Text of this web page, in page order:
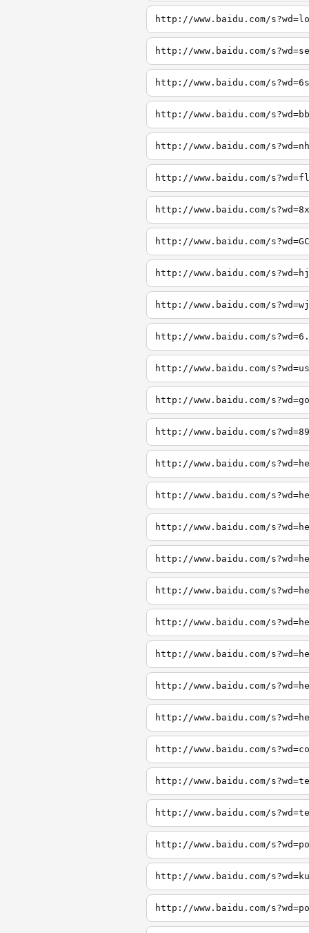
http://www.baidu.com/
http://www.baidu.com/
http://www.baidu.com/
http://www.baidu.com/
http://www.baidu.com/
http://www.baidu.com/
http://www.baidu.com/
http://www.baidu.com/
http://www.baidu.com/
http://www.baidu.com/
http://www.baidu.com/
http://www.baidu.com/
http://www.baidu.com/
http://www.baidu.com/
http://www.baidu.com/
http://www.baidu.com/
http://www.baidu.com/
http://www.baidu.com/
http://www.baidu.com/
http://www.baidu.com/
http://www.baidu.com/
http://www.baidu.com/
http://www.baidu.com/
http://www.baidu.com/
http://www.baidu.com/
http://www.baidu.com/
http://www.baidu.com/
http://www.baidu.com/
http://www.baidu.com/